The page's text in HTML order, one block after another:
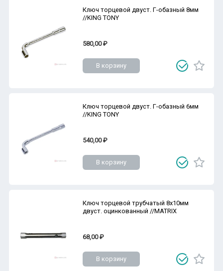
Ключ торцевой двуст. Г-обазный 8мм
//KING TONY
580,00 ₽
В корзину
Ключ торцевой двуст. Г-обазный 6мм
//KING TONY
540,00 ₽
В корзину
Ключ торцевой трубчатый 8х10мм
двуст. оцинкованный //MATRIX
68,00 ₽
В корзину